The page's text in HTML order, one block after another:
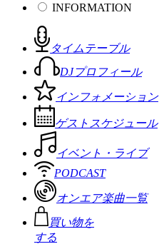
INFORMATION
タイムテーブル
DJプロフィール
インフォメーション
ゲストスケジュール
イベント・ライブ
PODCAST
オンエア楽曲一覧
買い物を
する